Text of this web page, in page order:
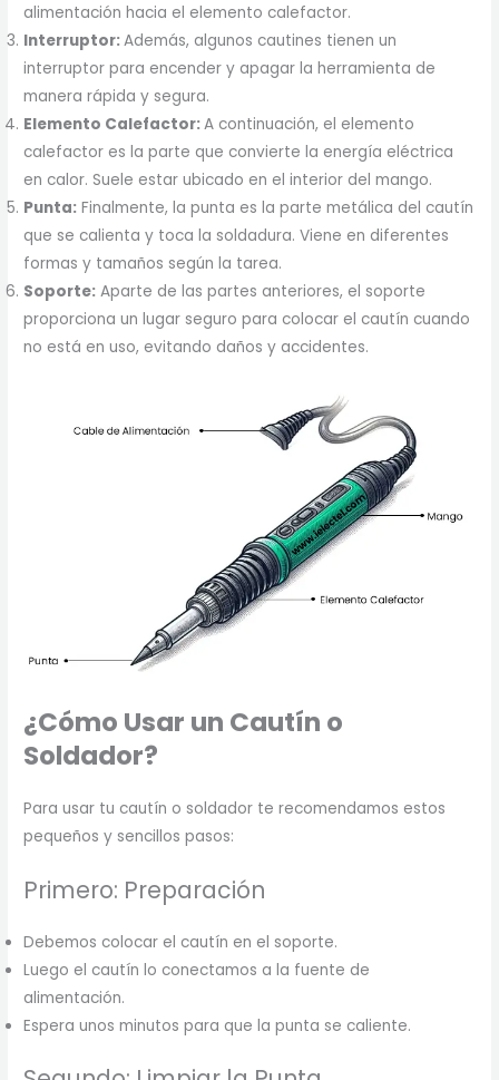
alimentación hacia el elemento calefactor.
Interruptor:Además, algunos cautines tienen un
interruptor para encender y apagar la herramienta de
manera rápida y segura.
Elemento Calefactor:A continuación, el elemento
calefactor es la parte que convierte la energía eléctrica
en calor. Suele estar ubicado en el interior del mango.
Punta: Finalmente, la punta es la parte metálica del cautín
que se calienta y toca la soldadura. Viene en diferentes
formas y tamaños según la tarea.
Soporte: Aparte de las partes anteriores, el soporte
proporciona un lugar seguro para colocar el cautín cuando
no está en uso, evitando daños y accidentes.
¿Cómo Usar un Cautín o
Soldador?
Para usar tu cautín o soldador te recomendamos estos
pequeños y sencillos pasos:
Primero: Preparación
Debemos colocar el cautín en el soporte.
Luego el cautín lo conectamos a la fuente de
alimentación.
Espera unos minutos para que la punta se caliente.